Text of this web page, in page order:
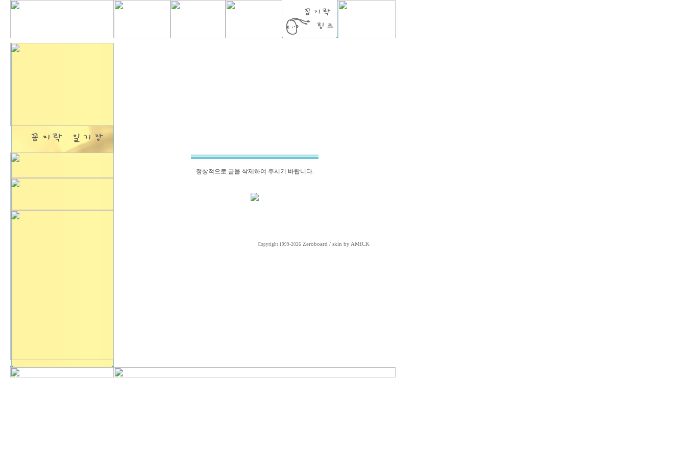
정상적으로 글을 삭제하여 주시기 바랍니다.
Copyright 1999-2026 Zeroboard / skin by AMICK